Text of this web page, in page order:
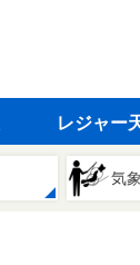
レジャー
気